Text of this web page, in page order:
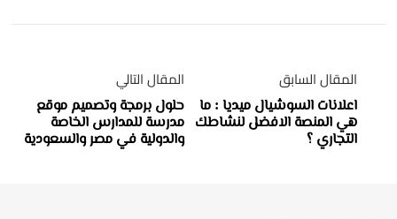
المقال السابق
اعلانات السوشيال ميديا : ما
هي المنصة الافضل لنشاطك
التجاري ؟
المقال التالي
حلول برمجة وتصميم موقع
مدرسة للمدارس الخاصة
والدولية في مصر والسعودية